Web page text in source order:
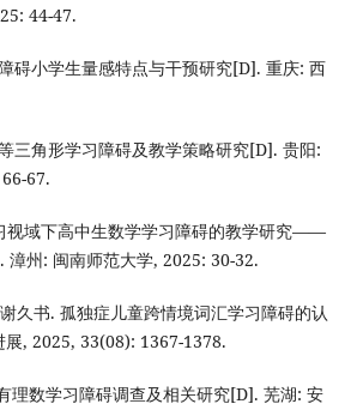
44-47.
碍小学生量感特点与干预研究[D]. 重庆: 西
三角形学习障碍及教学策略研究[D]. 贵阳:
67.
视域下高中生数学学习障碍的教学研究——
漳州: 闽南师范大学, 2025: 30-32.
久书. 孤独症儿童跨情境词汇学习障碍的认
, 2025, 33(08): 1367-1378.
理数学习障碍调查及相关研究[D]. 芜湖: 安